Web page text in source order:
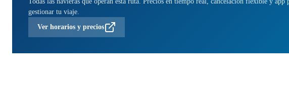
gestionar tu viaje.
Ver horarios y precios